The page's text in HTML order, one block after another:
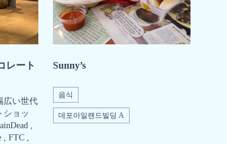
レート
広い世代
ショッ
,
FTC ,
Sunny’s
음식
데포아일랜드빌딩 A